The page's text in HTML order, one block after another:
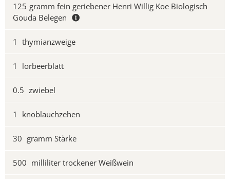
125 gramm fein geriebener Henri Willig Koe Biologisch
Gouda Belegen
1 thymianzweige
1 lorbeerblatt
0.5 zwiebel
1 knoblauchzehen
30 gramm Stärke
500 milliliter trockener Weißwein